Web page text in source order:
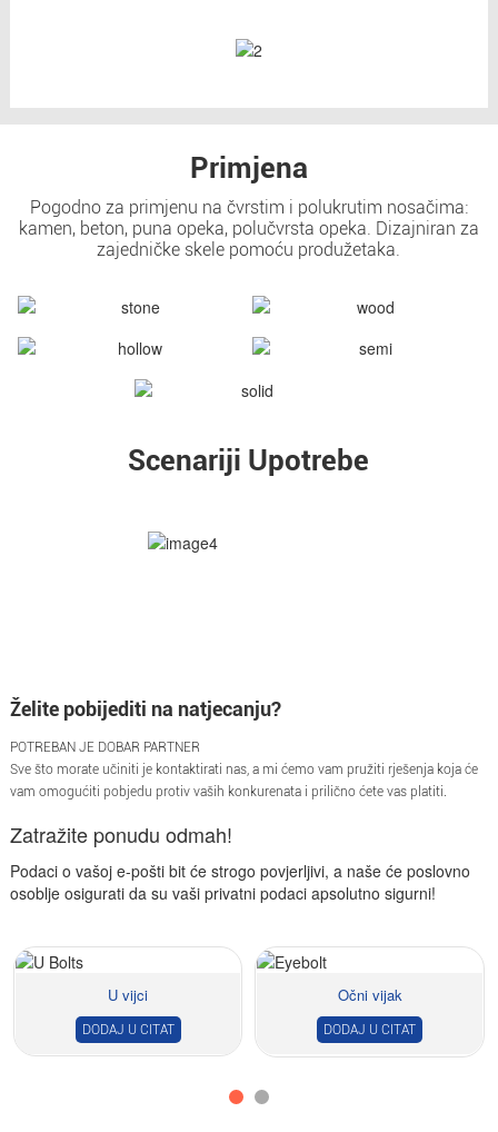
Primjena
Pogodno za primjenu na čvrstim i polukrutim nosačima:
kamen, beton, puna opeka, polučvrsta opeka. Dizajniran za
zajedničke skele pomoću produžetaka.
Scenariji Upotrebe
Želite pobijediti na natjecanju?
POTREBAN JE DOBAR PARTNER
Sve što morate učiniti je kontaktirati nas, a mi ćemo vam pružiti rješenja koja će
vam omogućiti pobjedu protiv vaših konkurenata i prilično ćete vas platiti.
Zatražite ponudu odmah!
Podaci o vašoj e-pošti bit će strogo povjerljivi, a naše će poslovno
osoblje osigurati da su vaši privatni podaci apsolutno sigurni!
U vijci
DODAJ U CITAT
Očni vijak
DODAJ U CITAT